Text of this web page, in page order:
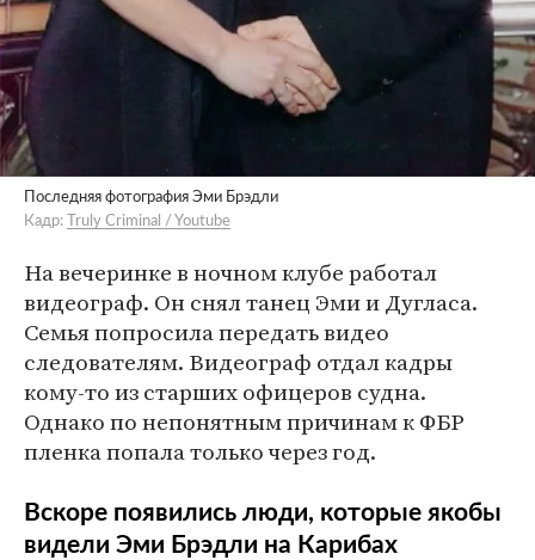
Последняя фотография Эми Брэдли
Кадр:
Truly Criminal / Youtube
На вечеринке в ночном клубе работал
видеограф. Он снял танец Эми и Дугласа.
Семья попросила передать видео
следователям. Видеограф отдал кадры
кому-то из старших офицеров судна.
Однако по непонятным причинам к ФБР
пленка попала только через год.
Вскоре появились люди, которые якобы
видели Эми Брэдли на Карибах